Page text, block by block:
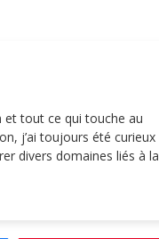
et tout ce qui touche au
j’ai toujours été curieux
divers domaines liés à la